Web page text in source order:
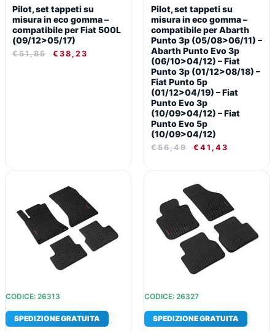
integrati
Volkswagen
Golf
Volkswagen
(09/05>01/11)
integrati
(10/08>09/17)
fix
tondi
Pilot, set tappeti su
misura in eco gomma –
compatibile per Fiat 500L
(09/12>05/17)
€51,85 € 38,23
Pilot, set tappeti su
misura in eco gomma –
compatibile per Abarth
Punto 3p (05/08>06/11) –
Abarth Punto Evo 3p
(06/10>04/12) – Fiat
Punto 3p (01/12>08/18) –
Fiat Punto 5p
(01/12>04/19) – Fiat
Punto Evo 3p
(10/09>04/12) – Fiat
Punto Evo 5p
(10/09>04/12)
€56,49 € 41,43
CODICE: 26313
SPEDIZIONE GRATUITA
PREZZO
ORIGINALE
ERA:
€51,85.
È:
€38,23.
CODICE: 26327
SPEDIZIONE GRATUITA
PREZZO
ORIGINALE
ERA:
€51,85.
È:
€38,23.